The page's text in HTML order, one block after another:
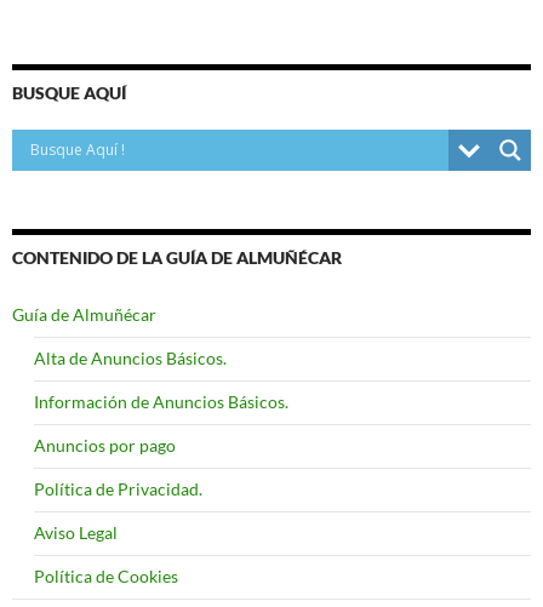
BUSQUE AQUÍ
CONTENIDO DE LA GUÍA DE ALMUÑÉCAR
Guía de Almuñécar
Alta de Anuncios Básicos.
Información de Anuncios Básicos.
Anuncios por pago
Política de Privacidad.
Aviso Legal
Política de Cookies